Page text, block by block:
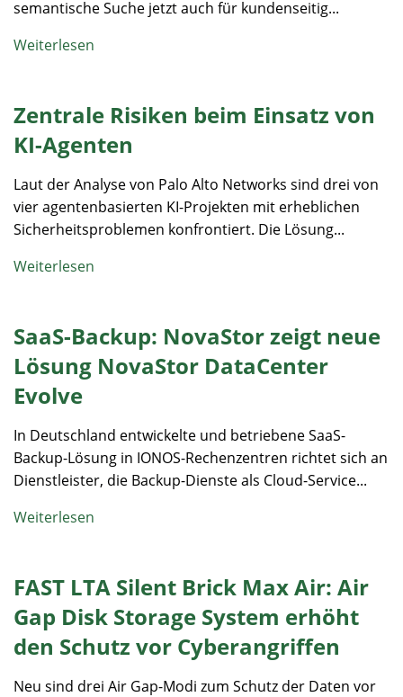
semantische Suche jetzt auch für kundenseitig...
Weiterlesen
Zentrale Risiken beim Einsatz von
KI-Agenten
Laut der Analyse von Palo Alto Networks sind drei von
vier agentenbasierten KI-Projekten mit erheblichen
Sicherheitsproblemen konfrontiert. Die Lösung...
Weiterlesen
SaaS-Backup: NovaStor zeigt neue
Lösung NovaStor DataCenter
Evolve
In Deutschland entwickelte und betriebene SaaS-
Backup-Lösung in IONOS-Rechenzentren richtet sich an
Dienstleister, die Backup-Dienste als Cloud-Service...
Weiterlesen
FAST LTA Silent Brick Max Air: Air
Gap Disk Storage System erhöht
den Schutz vor Cyberangriffen
Neu sind drei Air Gap-Modi zum Schutz der Daten vor